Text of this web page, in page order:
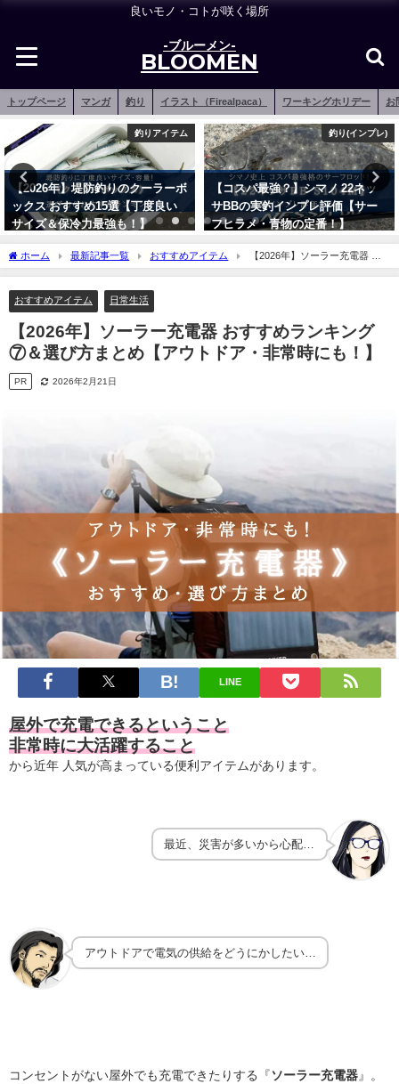
良いモノ・コトが咲く場所
-ブルーメン-
BLOOMEN
トップページ マンガ 釣り イラスト（Firealpaca） ワーキングホリデー お
釣りアイテム
【2026年】堤防釣りのクーラーボ
ックス おすすめ15選【丁度良い
サイズ＆保冷力最強も！】
釣り(インプレ)
【コスパ最強？】シマノ 22ネッ
サBBの実釣インプレ評価【サー
フヒラメ・青物の定番！】
ホーム 最新記事一覧 おすすめアイテム
【2026年】ソーラー充電器 お
すすめランキング⑦＆選び方まとめ【アウトドア・非常時にも！】
おすすめアイテム 日常生活
【2026年】ソーラー充電器 おすすめランキング
⑦＆選び方まとめ【アウトドア・非常時にも！】
PR 2026年2月21日
LINE
屋外で充電できるということ
非常時に大活躍すること
から近年 人気が高まっている便利アイテムがあります。
最近、災害が多いから心配…
アウトドアで電気の供給をどうにかしたい…
コンセントがない屋外でも充電できたりする『 ソーラー充電器 』。